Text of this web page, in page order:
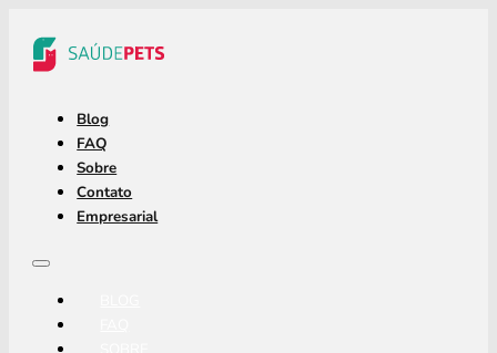
Blog
FAQ
Sobre
Contato
Empresarial